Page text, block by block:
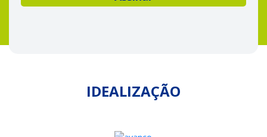
IDEALIZAÇÃO